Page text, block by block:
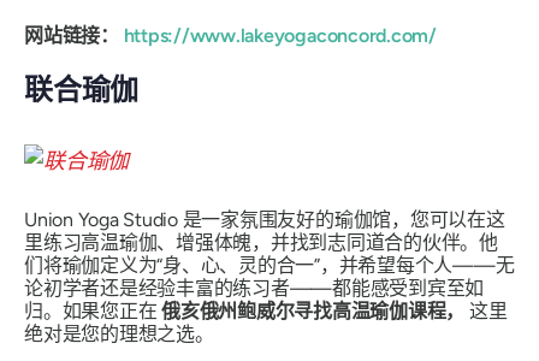
网站链接： https://www.lakeyogaconcord.com/
联合瑜伽
Union Yoga Studio 是一家氛围友好的瑜伽馆，您可以在这
里练习高温瑜伽、增强体魄，并找到志同道合的伙伴。他
们将瑜伽定义为“身、心、灵的合一”，并希望每个人——无
论初学者还是经验丰富的练习者——都能感受到宾至如
归。如果您正在俄亥俄州鲍威尔寻找高温瑜伽课程，这里
绝对是您的理想之选。